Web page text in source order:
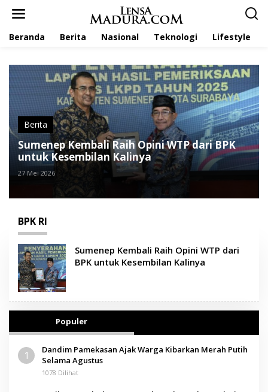
Beranda Berita Nasional Teknologi Lifestyle
Berita
Sumenep Kembali Raih Opini WTP dari BPK
untuk Kesembilan Kalinya
27 Mei 2026
BPK RI
Sumenep Kembali Raih Opini WTP dari
BPK untuk Kesembilan Kalinya
Populer
1
Dandim Pamekasan Ajak Warga Kibarkan Merah Putih
Selama Agustus
1078 Dilihat